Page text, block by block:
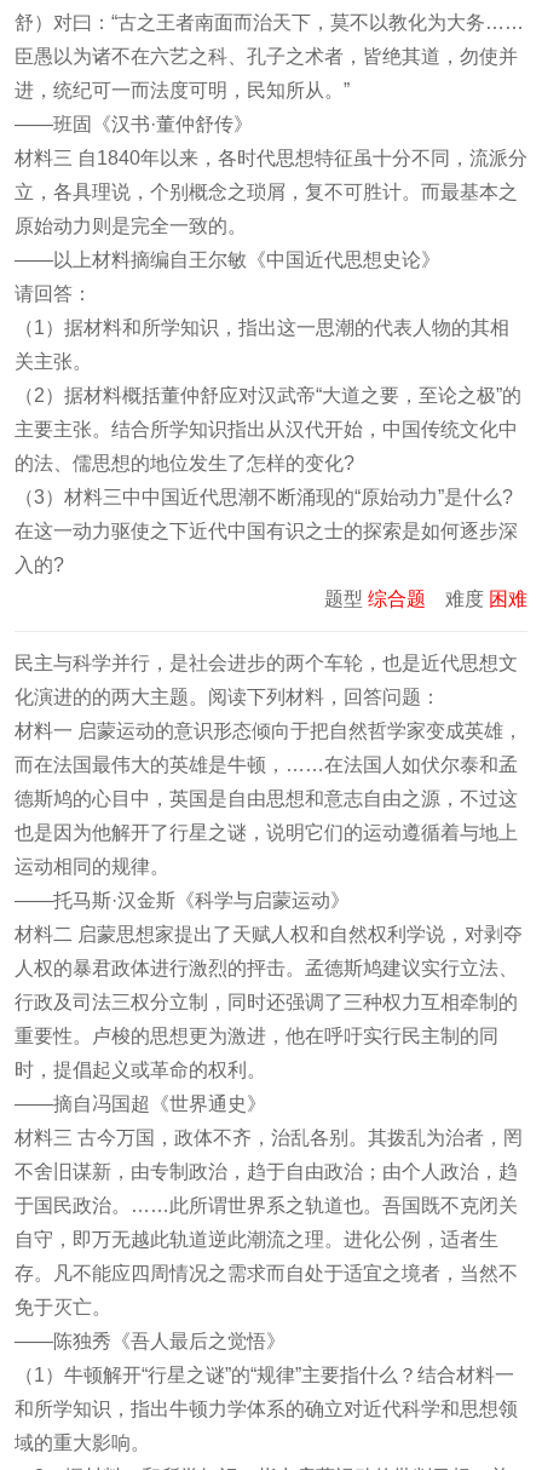
舒）对曰：“古之王者南面而治天下，莫不以教化为大务……
臣愚以为诸不在六艺之科、孔子之术者，皆绝其道，勿使并
进，统纪可一而法度可明，民知所从。”
——班固《汉书·董仲舒传》
材料三 自1840年以来，各时代思想特征虽十分不同，流派分
立，各具理说，个别概念之琐屑，复不可胜计。而最基本之
原始动力则是完全一致的。
——以上材料摘编自王尔敏《中国近代思想史论》
请回答：
（1）据材料和所学知识，指出这一思潮的代表人物的其相
关主张。
（2）据材料概括董仲舒应对汉武帝“大道之要，至论之极”的
主要主张。结合所学知识指出从汉代开始，中国传统文化中
的法、儒思想的地位发生了怎样的变化?
（3）材料三中中国近代思潮不断涌现的“原始动力”是什么?
在这一动力驱使之下近代中国有识之士的探索是如何逐步深
入的?
题型 综合题 难度 困难
民主与科学并行，是社会进步的两个车轮，也是近代思想文
化演进的的两大主题。阅读下列材料，回答问题：
材料一 启蒙运动的意识形态倾向于把自然哲学家变成英雄，
而在法国最伟大的英雄是牛顿，……在法国人如伏尔泰和孟
德斯鸠的心目中，英国是自由思想和意志自由之源，不过这
也是因为他解开了行星之谜，说明它们的运动遵循着与地上
运动相同的规律。
——托马斯·汉金斯《科学与启蒙运动》
材料二 启蒙思想家提出了天赋人权和自然权利学说，对剥夺
人权的暴君政体进行激烈的抨击。孟德斯鸠建议实行立法、
行政及司法三权分立制，同时还强调了三种权力互相牵制的
重要性。卢梭的思想更为激进，他在呼吁实行民主制的同
时，提倡起义或革命的权利。
——摘自冯国超《世界通史》
材料三 古今万国，政体不齐，治乱各别。其拨乱为治者，罔
不舍旧谋新，由专制政治，趋于自由政治；由个人政治，趋
于国民政治。……此所谓世界系之轨道也。吾国既不克闭关
自守，即万无越此轨道逆此潮流之理。进化公例，适者生
存。凡不能应四周情况之需求而自处于适宜之境者，当然不
免于灭亡。
——陈独秀《吾人最后之觉悟》
（1）牛顿解开“行星之谜”的“规律”主要指什么？结合材料一
和所学知识，指出牛顿力学体系的确立对近代科学和思想领
域的重大影响。